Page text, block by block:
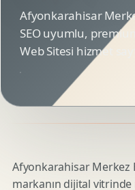
Afyonkarahisar
SEO uyumlu,
Web Sitesi hizmet
Afyonkarahisar Merkez
markanın dijital vitrinde